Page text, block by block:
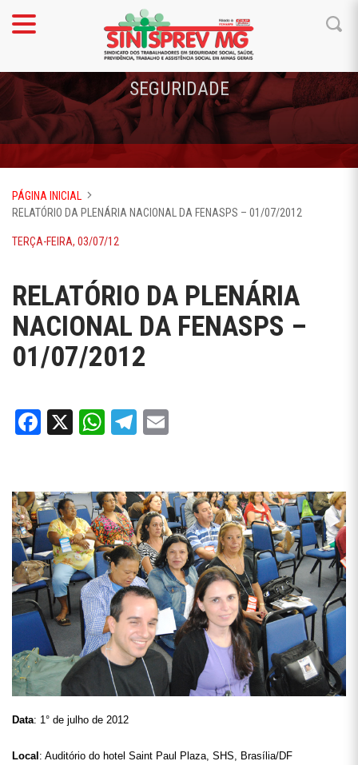
SEGURIDADE
PÁGINA INICIAL
RELATÓRIO DA PLENÁRIA NACIONAL DA FENASPS – 01/07/2012
TERÇA-FEIRA, 03/07/12
RELATÓRIO DA PLENÁRIA
NACIONAL DA FENASPS –
01/07/2012
Facebook
X WhatsApp
Telegram
Data: 1° de julho de 2012
Local: Auditório do hotel Saint Paul Plaza, SHS, Brasília/DF